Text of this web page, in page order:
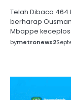
Telah Dibaca 464
berharap
Mbappe
bymetronews2